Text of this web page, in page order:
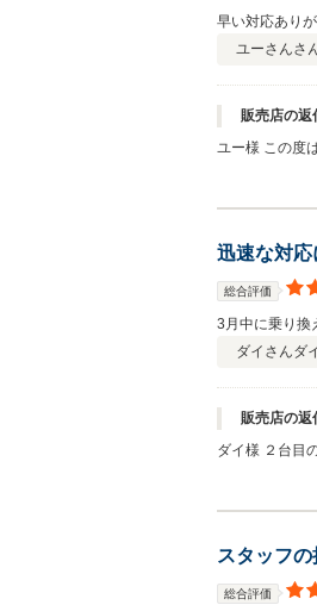
早い対応あり
ユーさんさ
販売店の返
ユー様 この度
迅速な対応
総合評価
3月中に乗り換
ダイさんダ
販売店の返
ダイ様 ２台目の購入をいただきありがとうございます。 タイミング良くご希望に沿う車両をご準備出来た事に、お車とダイ様の間にご縁を感じました。 今後ともダイ様のカーライ
スタッフ
総合評価